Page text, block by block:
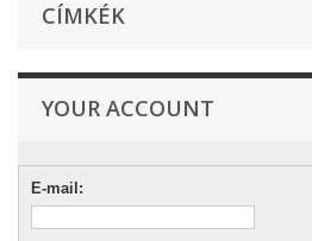
CÍMKÉK
YOUR ACCOUNT
E-mail: